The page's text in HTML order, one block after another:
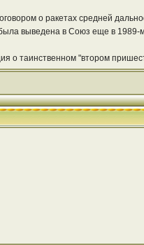
о ракетах средней
выведена в Союз еще в 1989-
о таинственном "втором